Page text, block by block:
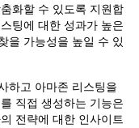
화할 수 있도록 지원합
팅에 대한 성과가 높은
을 가능성을 높일 수 있
하고 아마존 리스팅을
직접 생성하는 기능은
전략에 대한 인사이트